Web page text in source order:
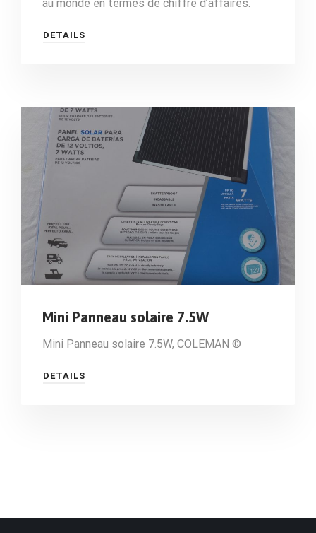
au monde en termes de chiffre d’affaires.
DETAILS
Mini Panneau solaire 7.5W
Mini Panneau solaire 7.5W, COLEMAN ©
DETAILS